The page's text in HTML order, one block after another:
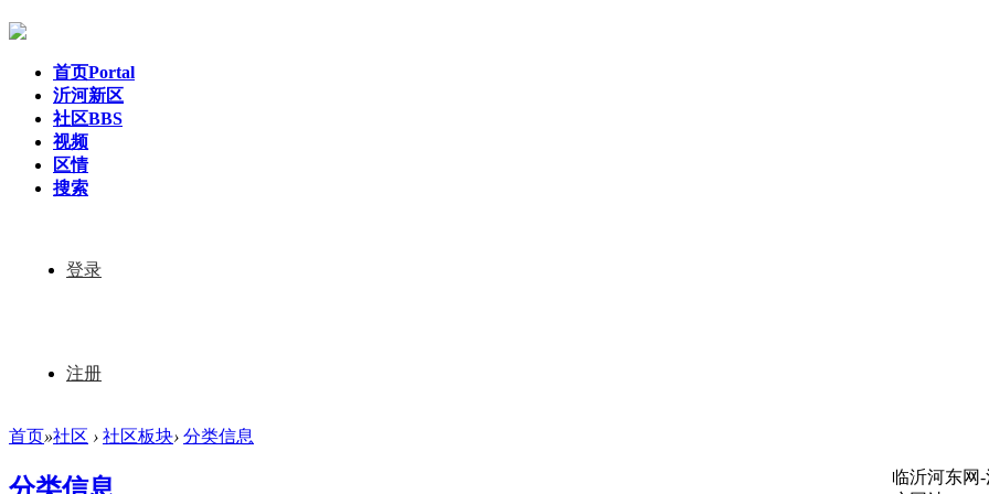
首页Portal
沂河新区
社区BBS
视频
区情
搜索
登录
注册
首页»社区 › 社区板块› 分类信息
分类信息
临沂河东网